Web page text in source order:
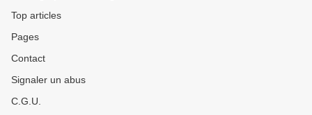
Top articles
Pages
Contact
Signaler un abus
C.G.U.